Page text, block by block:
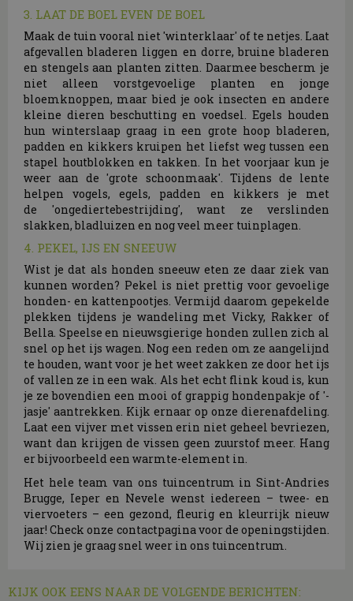
3. LAAT DE BOEL EVEN DE BOEL
Maak de tuin vooral niet 'winterklaar' of te netjes. Laat
afgevallen bladeren liggen en dorre, bruine bladeren
en stengels aan planten zitten. Daarmee bescherm je
niet alleen vorstgevoelige planten en jonge
bloemknoppen, maar bied je ook insecten en andere
kleine dieren beschutting en voedsel. Egels houden
hun winterslaap graag in een grote hoop bladeren,
padden en kikkers kruipen het liefst weg tussen een
stapel houtblokken en takken. In het voorjaar kun je
weer aan de 'grote schoonmaak'. Tijdens de lente
helpen vogels, egels, padden en kikkers je met
de 'ongediertebestrijding', want ze verslinden
slakken, bladluizen en nog veel meer tuinplagen.
4. PEKEL, IJS EN SNEEUW
Wist je dat als honden sneeuw eten ze daar ziek van
kunnen worden? Pekel is niet prettig voor gevoelige
honden- en kattenpootjes. Vermijd daarom gepekelde
plekken tijdens je wandeling met Vicky, Rakker of
Bella. Speelse en nieuwsgierige honden zullen zich al
snel op het ijs wagen. Nog een reden om ze aangelijnd
te houden, want voor je het weet zakken ze door het ijs
of vallen ze in een wak. Als het echt flink koud is, kun
je ze bovendien een mooi of grappig hondenpakje of '-
jasje' aantrekken. Kijk ernaar op onze dierenafdeling.
Laat een vijver met vissen erin niet geheel bevriezen,
want dan krijgen de vissen geen zuurstof meer. Hang
er bijvoorbeeld een warmte-element in.
Het hele team van ons tuincentrum in Sint-Andries
Brugge, Ieper en Nevele wenst iedereen – twee- en
viervoeters – een gezond, fleurig en kleurrijk nieuw
jaar! Check onze contactpagina voor de openingstijden.
Wij zien je graag snel weer in ons tuincentrum.
KIJK OOK EENS NAAR DE VOLGENDE BERICHTEN: